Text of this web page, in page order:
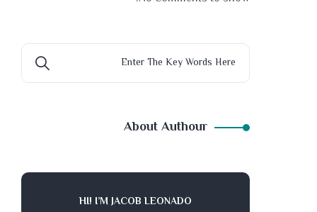
About Authour
HI! I’M JACOB LEONADO